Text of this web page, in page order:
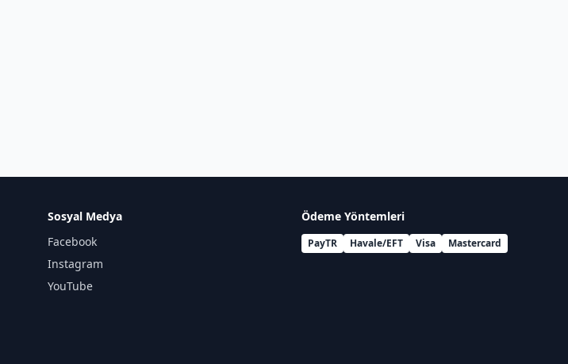
Sosyal Medya
Facebook
Instagram
YouTube
Ödeme Yöntemleri
PayTR Havale/EFT Visa Mastercard